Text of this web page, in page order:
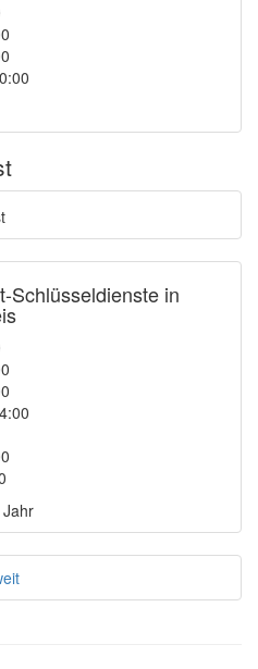
Schlüsseldienste in